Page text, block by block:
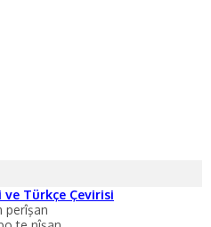
ve Türkçe Çevirisi
perîşan